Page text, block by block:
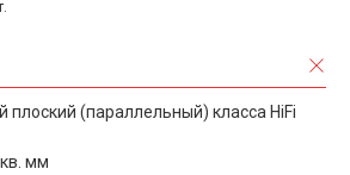
плоский (параллельный) класса HiFi
мм